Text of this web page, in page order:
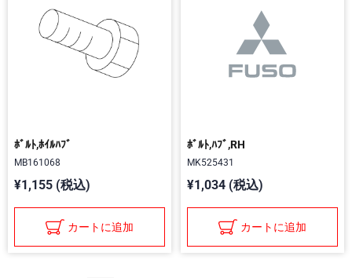
ﾎﾞﾙﾄ,ﾎｲﾙﾊﾌﾞ
MB161068
¥1,155 (税込)
カートに追加
ﾎﾞﾙﾄ,ﾊﾌﾞ,RH
MK525431
¥1,034 (税込)
カートに追加